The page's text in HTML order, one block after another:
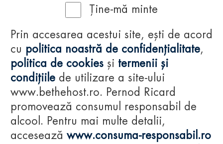
Ține-mă minte
Prin accesarea acestui site, ești de acord
cu politica noastră de confidențialitate,
politica de cookies și termenii și
condițiile de utilizare a site-ului
www.bethehost.ro. Pernod Ricard
promovează consumul responsabil de
alcool. Pentru mai multe detalii,
accesează www.consuma-responsabil.ro